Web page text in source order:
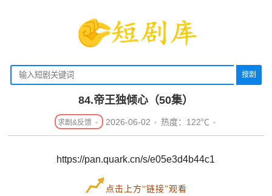
搜剧
84.帝王独倾心（50集）
2026-06-02 热度：122℃
https://pan.quark.cn/s/e05e3d4b44c1
点击上方“链接”观看